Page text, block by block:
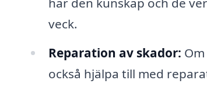
veck.
Reparation av skador:
också hjälpa till med